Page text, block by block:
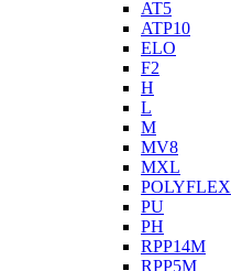
AT5
ATP10
ELO
F2
H
L
M
MV8
MXL
POLYFLEX
PU
PH
RPP14M
RPP5M